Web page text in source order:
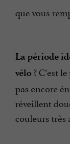
que vous
La période
vélo ? C’est le
pas encore
réveillent
couleurs très